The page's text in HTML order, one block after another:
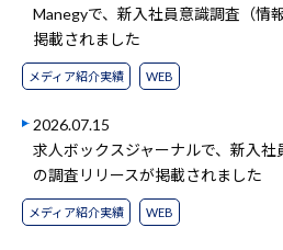
Manegyで、新入社員意識調査（情
掲載されました
メディア紹介実績 WEB
2026.07.15
求人ボックスジャーナルで、新入社
の調査リリースが掲載されました
メディア紹介実績 WEB